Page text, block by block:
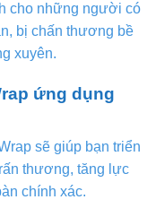
cho những người có
bị chấn thương bề
xuyên.
ứng dụng
sẽ giúp bạn triển
thương, tăng lực
chính xác.